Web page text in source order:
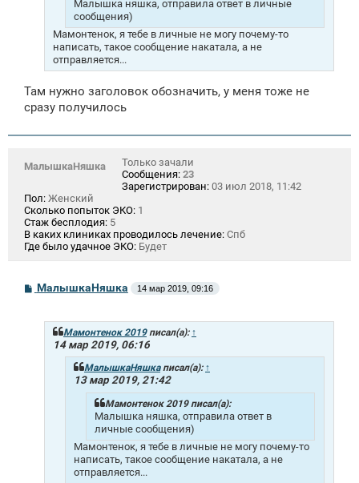
Малышка няшка, отправила ответ в личные
сообщения)
Мамонтенок, я тебе в личные не могу почему-то
написать, такое сообщение накатала, а не
отправляется...
Там нужно заголовок обозначить, у меня тоже не
сразу получилось
МалышкаНяшка
Только зачали
Сообщения: 23
Зарегистрирован: 03 июл 2018, 11:42
Пол: Женский
Сколько попыток ЭКО: 1
Стаж бесплодия: 5
В каких клиниках проводилось лечение: Спб
Где было удачное ЭКО: Будет
СМалышкаНяшка 14 мар 2019, 09:16
Мамонтенок 2019писал(а): ↑
14 мар 2019, 06:16
МалышкаНяшкаписал(а): ↑
13 мар 2019, 21:42
Мамонтенок 2019 писал(а):
Малышка няшка, отправила ответ в
личные сообщения)
Мамонтенок, я тебе в личные не могу почему-то
написать, такое сообщение накатала, а не
отправляется...